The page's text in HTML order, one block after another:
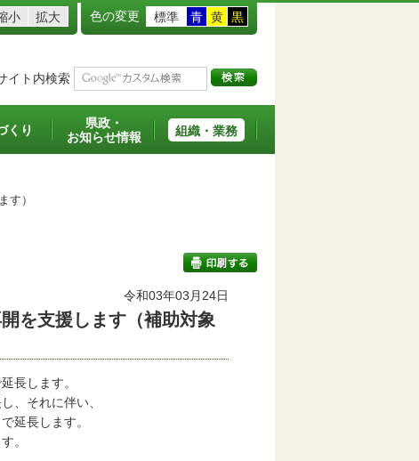
小 拡大 色の変更 標準 青 黄 黒
イト内検索
くり
県政・
お知らせ情報
組織・業務
す）
令和03年03月24日
を支援します（補助対象
長します。
、それに伴い、
延長します。
。